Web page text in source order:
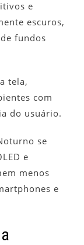
e
escuros,
fundos
tela,
com
do usuário.
se
e
menos
e